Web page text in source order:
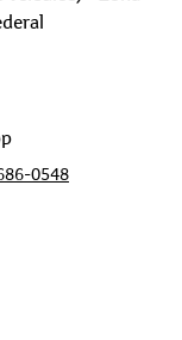
0548